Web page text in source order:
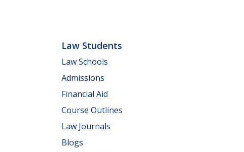
Law Students
Law Schools
Admissions
Financial Aid
Course Outlines
Law Journals
Blogs